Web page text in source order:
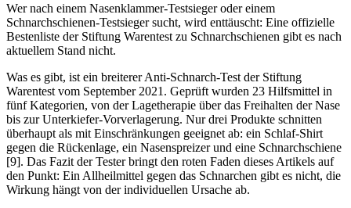
Wer nach einem Nasenklammer-Testsieger oder einem
Schnarchschienen-Testsieger sucht, wird enttäuscht: Eine offizielle
Bestenliste der Stiftung Warentest zu Schnarchschienen gibt es nach
aktuellem Stand nicht.
Was es gibt, ist ein breiterer Anti-Schnarch-Test der Stiftung
Warentest vom September 2021. Geprüft wurden 23 Hilfsmittel in
fünf Kategorien, von der Lagetherapie über das Freihalten der Nase
bis zur Unterkiefer-Vorverlagerung. Nur drei Produkte schnitten
überhaupt als mit Einschränkungen geeignet ab: ein Schlaf-Shirt
gegen die Rückenlage, ein Nasenspreizer und eine Schnarchschiene
[9]. Das Fazit der Tester bringt den roten Faden dieses Artikels auf
den Punkt: Ein Allheilmittel gegen das Schnarchen gibt es nicht, die
Wirkung hängt von der individuellen Ursache ab.